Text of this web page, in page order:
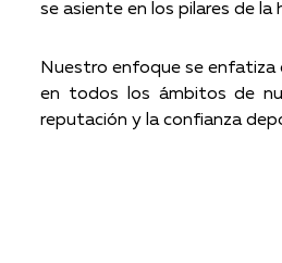
se asiente en los pilares de
Nuestro enfoque se enfatiza
en todos los ámbitos de
reputación y la confianza